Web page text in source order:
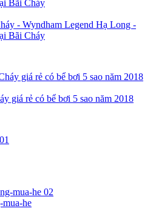
- Wyndham Legend Hạ Long -
Bãi Cháy
giá rẻ có bể bơi 5 sao năm 2018
01
02
he